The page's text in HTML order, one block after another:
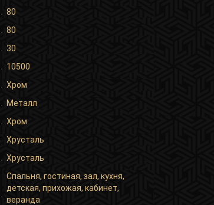
80
80
30
10500
Хром
Металл
Хром
Хрусталь
Хрусталь
Спальня, гостиная, зал, кухня,
детская, прихожая, кабинет,
веранда